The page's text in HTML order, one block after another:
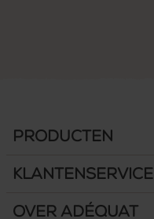
Producten
Klantenservice
Over Adéquat